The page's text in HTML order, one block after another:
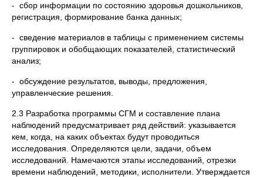
- сбор информации по состоянию здоровья дошкольников,
регистрация, формирование банка данных;
- сведение материалов в таблицы с применением системы
группировок и обобщающих показателей, статистический
анализ;
- обсуждение результатов, выводы, предложения,
управленческие решения.
2.3 Разработка программы СГМ и составление плана
наблюдений предусматривает ряд действий: указывается
кем, когда, на каких объектах будут проводиться
исследования. Определяются цели, задачи, объем
исследований. Намечаются этапы исследований, отрезки
времени наблюдений, методики, исполнители. Утверждается